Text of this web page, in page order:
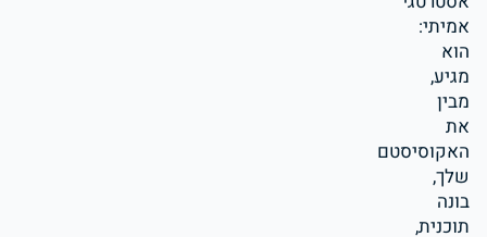
אמיתי:
הוא
מגיע,
מבין
את
האקוסיסטם
שלך,
בונה
תוכנית,